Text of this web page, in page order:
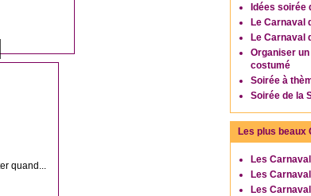
quand...
Idées soirée
Le Carnaval
Le Carnaval
Organiser
costumé
Soirée à
Soirée de la
Les plus beaux
Les
Les
Les